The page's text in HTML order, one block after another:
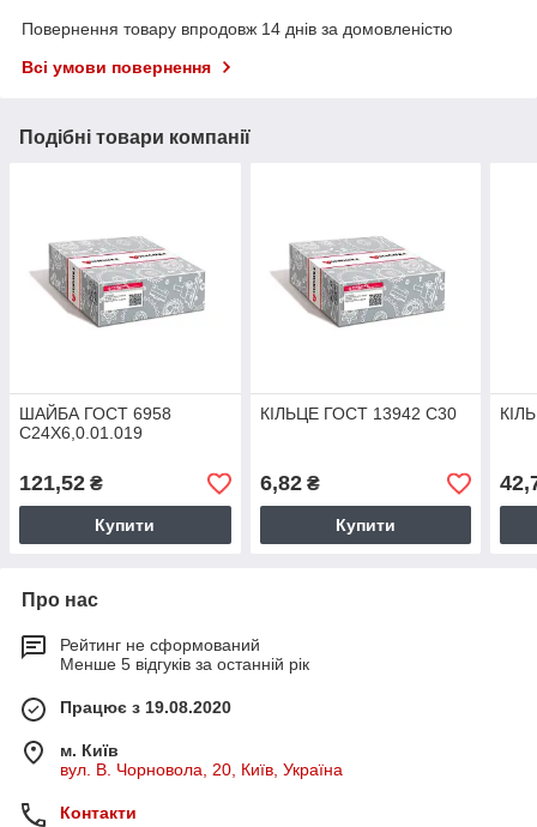
Повернення товару впродовж 14 днів за домовленістю
Всі умови повернення
Подібні товари компанії
ШАЙБА ГОСТ 6958
С24Х6,0.01.019
121,52 ₴
Купити
КІЛЬЦЕ ГОСТ 13942 С30
6,82₴
Купити
Про нас
Рейтинг не сформований
Менше 5 відгуків за останній рік
Працює з 19.08.2020
м. Київ
вул. В. Чорновола, 20, Київ, Україна
Контакти